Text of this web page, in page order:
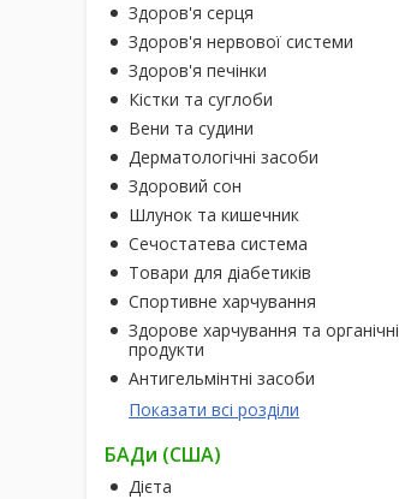
Здоров'я серця
Здоров'я нервової системи
Здоров'я печінки
Кістки та суглоби
Вени та судини
Дерматологічні засоби
Здоровий сон
Шлунок та кишечник
Сечостатева система
Товари для діабетиків
Спортивне харчування
Здорове харчування та органічні
продукти
Антигельмінтні засоби
Показати всі розділи
БАДи (США)
Дієта